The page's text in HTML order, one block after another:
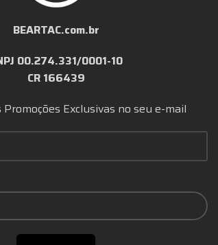
BEARTAC.com.br
00.274.331/0001-10
CR 166439
Promoções Exclusivas no seu e-mail